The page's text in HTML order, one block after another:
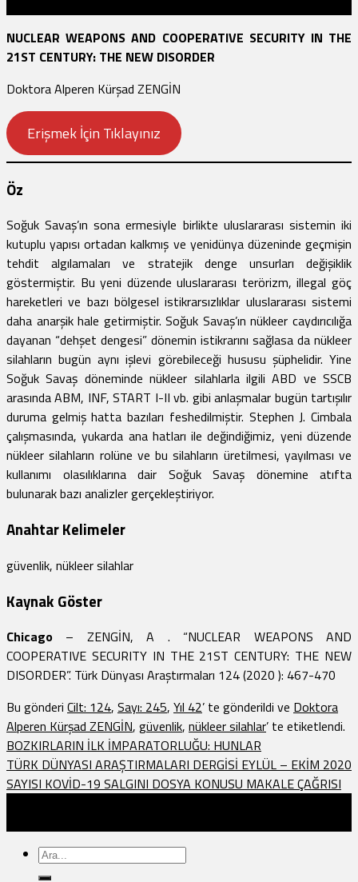
NUCLEAR WEAPONS AND COOPERATIVE SECURITY IN THE
21ST CENTURY: THE NEW DISORDER
Doktora Alperen Kürşad ZENGİN
Erişmek İçin Tıklayınız
Öz
Soğuk Savaş’ın sona ermesiyle birlikte uluslararası sistemin iki
kutuplu yapısı ortadan kalkmış ve yenidünya düzeninde geçmişin
tehdit algılamaları ve stratejik denge unsurları değişiklik
göstermiştir. Bu yeni düzende uluslararası terörizm, illegal göç
hareketleri ve bazı bölgesel istikrarsızlıklar uluslararası sistemi
daha anarşik hale getirmiştir. Soğuk Savaş’ın nükleer caydırıcılığa
dayanan “dehşet dengesi” dönemin istikrarını sağlasa da nükleer
silahların bugün aynı işlevi görebileceği hususu şüphelidir. Yine
Soğuk Savaş döneminde nükleer silahlarla ilgili ABD ve SSCB
arasında ABM, INF, START I-II vb. gibi anlaşmalar bugün tartışılır
duruma gelmiş hatta bazıları feshedilmiştir. Stephen J. Cimbala
çalışmasında, yukarda ana hatları ile değindiğimiz, yeni düzende
nükleer silahların rolüne ve bu silahların üretilmesi, yayılması ve
kullanımı olasılıklarına dair Soğuk Savaş dönemine atıfta
bulunarak bazı analizler gerçekleştiriyor.
Anahtar Kelimeler
güvenlik, nükleer silahlar
Kaynak Göster
Chicago – ZENGİN, A . “NUCLEAR WEAPONS AND
COOPERATIVE SECURITY IN THE 21ST CENTURY: THE NEW
DISORDER”. Türk Dünyası Araştırmaları 124 (2020 ): 467-470
Bu gönderi Cilt: 124, Sayı: 245, Yıl 42’ te gönderildi ve Doktora
Alperen Kürşad ZENGİN, güvenlik, nükleer silahlar’ te etiketlendi.
BOZKIRLARIN İLK İMPARATORLUĞU: HUNLAR
TÜRK DÜNYASI ARAŞTIRMALARI DERGİSİ EYLÜL – EKİM 2020
SAYISI KOVİD-19 SALGINI DOSYA KONUSU MAKALE ÇAĞRISI
Ara: